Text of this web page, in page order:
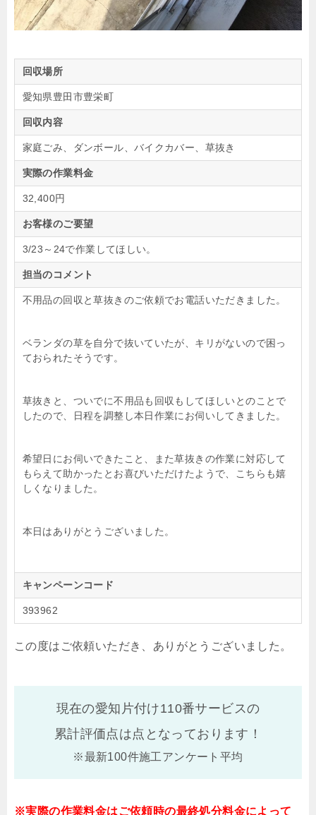
回収場所
愛知県豊田市豊栄町
回収内容
家庭ごみ、ダンボール、バイクカバー、草抜き
実際の作業料金
32,400円
お客様のご要望
3/23～24で作業してほしい。
担当のコメント
不用品の回収と草抜きのご依頼でお電話いただきました。
ベランダの草を自分で抜いていたが、キリがないので困っ
ておられたそうです。
草抜きと、ついでに不用品も回収もしてほしいとのことで
したので、日程を調整し本日作業にお伺いしてきました。
希望日にお伺いできたこと、また草抜きの作業に対応して
もらえて助かったとお喜びいただけたようで、こちらも嬉
しくなりました。
本日はありがとうございました。
キャンペーンコード
393962
この度はご依頼いただき、ありがとうございました。
現在の愛知片付け110番サービスの
累計評価点は点となっております！
※最新100件施工アンケート平均
※実際の作業料金はご依頼時の最終処分料金によって